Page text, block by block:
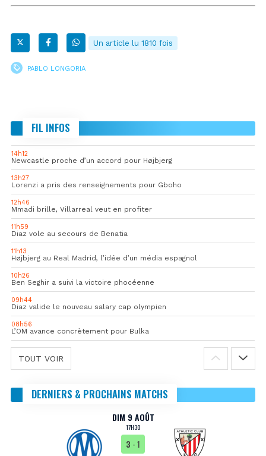
Un article lu 1810 fois
PABLO LONGORIA
FIL INFOS
14h12
Newcastle proche d’un accord pour Højbjerg
13h27
Lorenzi a pris des renseignements pour Gboho
12h46
Mmadi brille, Villarreal veut en profiter
11h59
Diaz vole au secours de Benatia
11h13
Højbjerg au Real Madrid, l’idée d’un média espagnol
10h26
Ben Seghir a suivi la victoire phocéenne
09h44
Diaz valide le nouveau salary cap olympien
08h56
L’OM avance concrètement pour Bulka
TOUT VOIR
DERNIERS & PROCHAINS MATCHS
DIM 9 AOÛT
17H30
3 - 1